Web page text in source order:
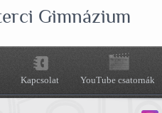
Gimnázium
Kapcsolat YouTube csatornák